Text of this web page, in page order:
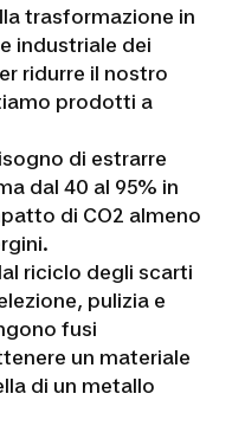
trasformazione in
industriale dei
ridurre il nostro
prodotti a
di estrarre
dal 40 al 95% in
di CO2 almeno
riciclo degli scarti
pulizia e
fusi
un materiale
di un metallo